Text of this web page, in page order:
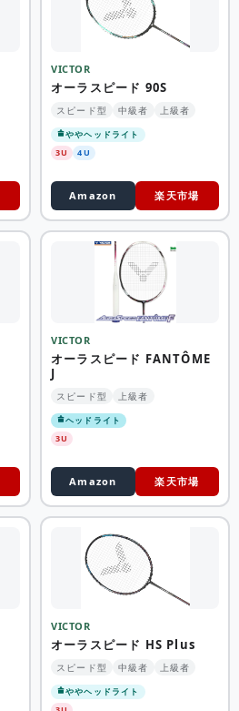
VICTOR
オーラスピード 90S
スピード型 中級者 上級者
ややヘッドライト
3U
4U
Amazon 楽天市場
VICTOR
オーラスピード FANTÔME
J
スピード型 上級者
ヘッドライト
3U
Amazon 楽天市場
VICTOR
オーラスピード HS Plus
スピード型 中級者 上級者
ややヘッドライト